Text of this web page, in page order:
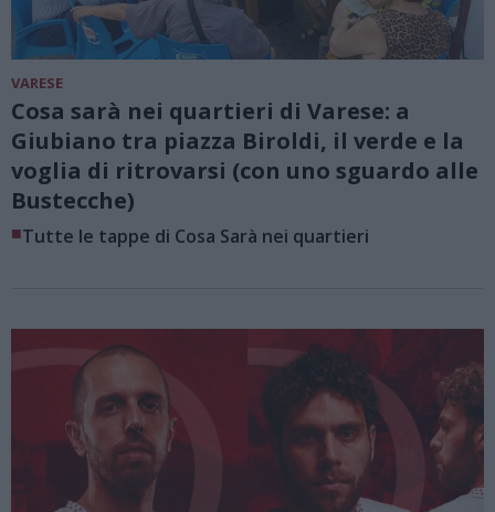
VARESE
Cosa sarà nei quartieri di Varese: a
Giubiano tra piazza Biroldi, il verde e la
voglia di ritrovarsi (con uno sguardo alle
Bustecche)
■Tutte le tappe di Cosa Sarà nei quartieri